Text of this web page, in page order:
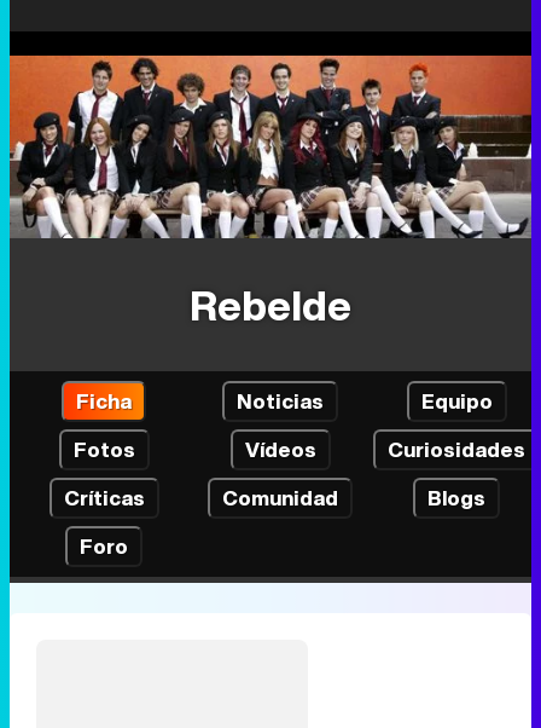
Rebelde
Ficha Noticias
Equipo
Fotos
Vídeos
Curiosidades
Críticas
Comunidad
Blogs
Foro